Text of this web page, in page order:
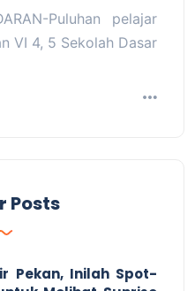
Puluhan pelajar
VI 4, 5 Sekolah Dasar
Posts
Pekan, Inilah Spot-